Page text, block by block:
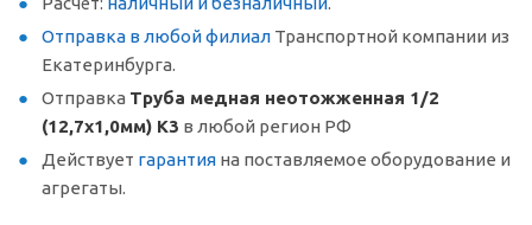
Отправка в любой филиал Транспортной компании из
Екатеринбурга.
Отправка Труба медная неотожженная 1/2
(12,7x1,0мм) K3 в любой регион РФ
Действует гарантия на поставляемое оборудование и
агрегаты.